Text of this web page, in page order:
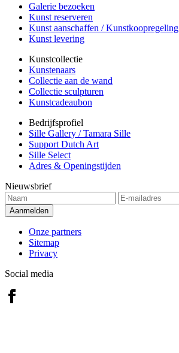
Galerie bezoeken
Kunst reserveren
Kunst aanschaffen / Kunstkoopregeling
Kunst levering
Kunstcollectie
Kunstenaars
Collectie aan de wand
Collectie sculpturen
Kunstcadeaubon
Bedrijfsprofiel
Sille Gallery / Tamara Sille
Support Dutch Art
Sille Select
Adres & Openingstijden
Nieuwsbrief
Onze partners
Sitemap
Privacy
Social media